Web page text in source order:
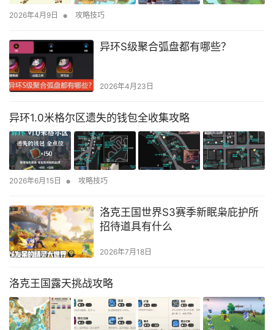
2026年4月9日 • 攻略技巧
异环S级聚合弧盘都有哪些？
2026年4月23日
异环1.0米格尔区遗失的钱包全收集攻略
2026年6月15日 • 攻略技巧
洛克王国世界S3赛季新眠枭庇护所
招待道具有什么
2026年7月18日
洛克王国露天挑战攻略